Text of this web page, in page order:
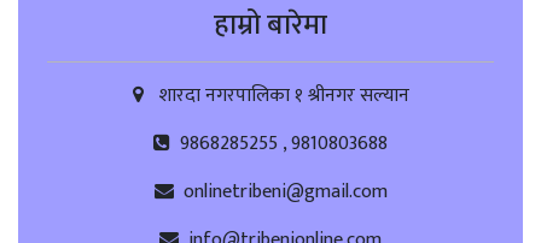
हाम्रो बारेमा
शारदा नगरपालिका १ श्रीनगर सल्यान
9868285255 , 9810803688
onlinetribeni@gmail.com